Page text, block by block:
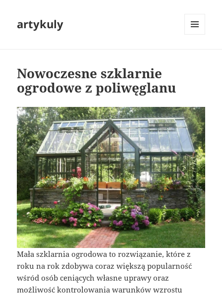
artykuly
Nowoczesne szklarnie
ogrodowe z poliwęglanu
Mała szklarnia ogrodowa to rozwiązanie, które z
roku na rok zdobywa coraz większą popularność
wśród osób ceniących własne uprawy oraz
możliwość kontrolowania warunków wzrostu